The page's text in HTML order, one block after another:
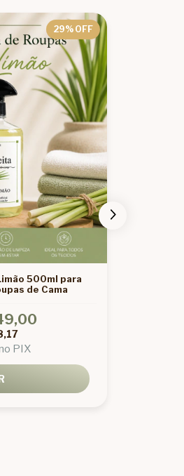
29% OFF
500ml para
de Cama
PIX